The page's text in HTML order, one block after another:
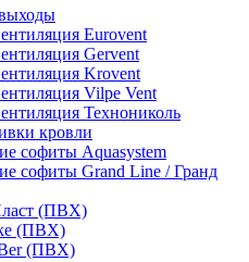
Eurovent
Gervent
Krovent
Vilpe Vent
Технониколь
кровли
софиты Aquasystem
софиты Grand Line / Гранд
(ПВХ)
(ПВХ)
(ПВХ)